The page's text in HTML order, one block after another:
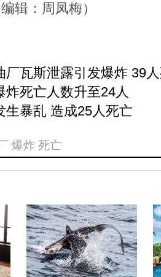
辑：周凤梅）
厂瓦斯泄露引发爆炸 39
炸死亡人数升至24人
生暴乱 造成25人死亡
爆炸 死亡